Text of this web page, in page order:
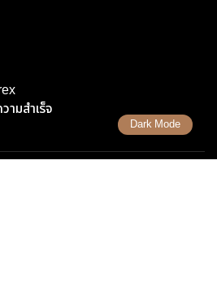
ามสำเร็จ
Dark Mode